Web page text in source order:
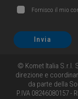
Fornisco il mio
Invia
© Komet Italia S.r.l.
direzione e
da parte della
P.IVA 08246080157 -